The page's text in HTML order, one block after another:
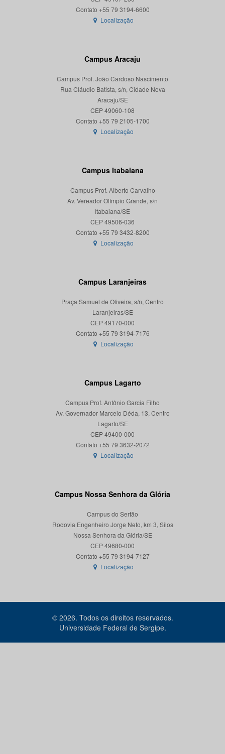
Localização
Campus Aracaju
Campus Prof. João Cardoso Nascimento
Rua Cláudio Batista, s/n, Cidade Nova
Aracaju/SE
CEP 49060-108
Localização
Campus Itabaiana
Campus Prof. Alberto Carvalho
Av. Vereador Olímpio Grande, s/n
Itabaiana/SE
CEP 49506-036
Localização
Campus Laranjeiras
Praça Samuel de Oliveira, s/n, Centro
Laranjeiras/SE
CEP 49170-000
Localização
Campus Lagarto
Campus Prof. Antônio Garcia Filho
Av. Governador Marcelo Déda, 13, Centro
Lagarto/SE
CEP 49400-000
Localização
Campus Nossa Senhora da Glória
Campus do Sertão
Rodovia Engenheiro Jorge Neto, km 3, Silos
Nossa Senhora da Glória/SE
CEP 49680-000
Contato +55 79 3194-7127
Localização
© 2026. Todos os direitos reservados.
Universidade Federal de Sergipe.